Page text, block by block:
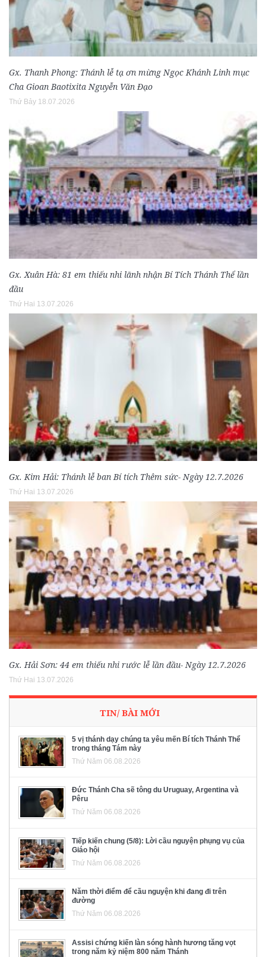
Gx. Thanh Phong: Thánh lễ tạ ơn mừng Ngọc Khánh Linh mục
Cha Gioan Baotixita Nguyễn Văn Đạo
Thứ Bảy 18.07.2026
Gx. Xuân Hà: 81 em thiếu nhi lãnh nhận Bí Tích Thánh Thể lần
đầu
Thứ Hai 13.07.2026
Gx. Kim Hải: Thánh lễ ban Bí tích Thêm sức- Ngày 12.7.2026
Thứ Hai 13.07.2026
Gx. Hải Sơn: 44 em thiếu nhi rước lễ lần đầu- Ngày 12.7.2026
Thứ Hai 13.07.2026
TIN/ BÀI MỚI
5 vị thánh dạy chúng ta yêu mến Bí tích Thánh Thể
trong tháng Tám này
Thứ Năm 06.08.2026
Đức Thánh Cha sẽ tông du Uruguay, Argentina và
Pêru
Thứ Năm 06.08.2026
Tiếp kiến chung (5/8): Lời cầu nguyện phụng vụ của
Giáo hội
Thứ Năm 06.08.2026
Năm thời điểm để cầu nguyện khi đang đi trên
đường
Thứ Năm 06.08.2026
Assisi chứng kiến làn sóng hành hương tăng vọt
trong năm kỷ niệm 800 năm Thánh